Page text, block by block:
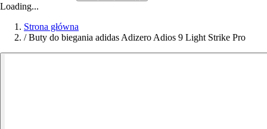
Loading...
Strona główna
/ Buty do biegania adidas Adizero Adios 9 Light Strike Pro